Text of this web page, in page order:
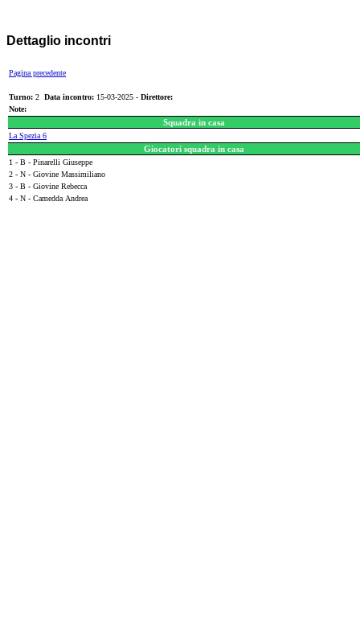
Dettaglio incontri
Pagina precedente
Turno: 2 Data incontro: 15-03-2025 - Direttore:
Note:
Squadra in casa
La Spezia 6
Giocatori squadra in casa
1 - B - Pinarelli Giuseppe
2 - N - Giovine Massimiliano
3 - B - Giovine Rebecca
4 - N - Camedda Andrea